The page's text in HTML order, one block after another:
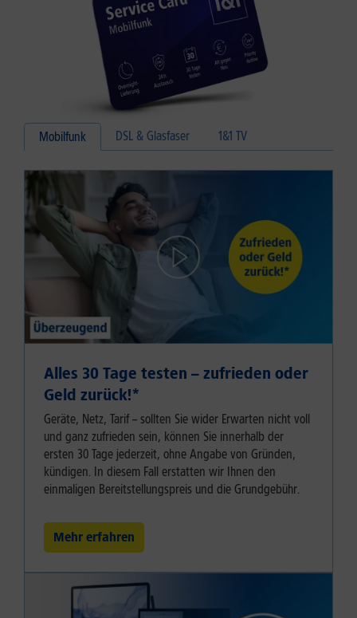
Mobilfunk DSL & Glasfaser 1&1 TV
Alles 30 Tage testen – zufrieden oder
Geld zurück!⁠*
Geräte, Netz, Tarif – sollten Sie wider Erwarten nicht voll
und ganz zufrieden sein, können Sie innerhalb der
ersten 30 Tage jederzeit, ohne Angabe von Gründen,
kündigen. In diesem Fall erstatten wir Ihnen den
einmaligen Bereitstellungspreis und die Grundgebühr.
Mehr erfahren